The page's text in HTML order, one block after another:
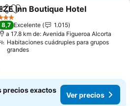
Agregar a favoritos
Inn Boutique Hotel
Estrellas
8,7 Excelente
1.015
a 17.8 km de: Avenida Figueroa Alcorta
Habitaciones cuádruples para grupos
grandes
precios exactos
Ver precios